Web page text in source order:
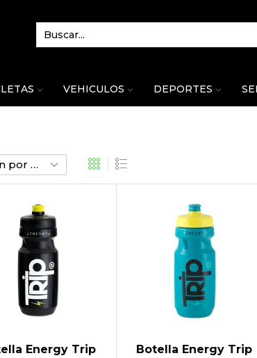
VEHICULOS DEPORTES
Energy Trip
Botella Energy Trip